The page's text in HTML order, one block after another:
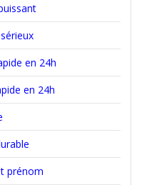
en 24h
en 24h
prénom